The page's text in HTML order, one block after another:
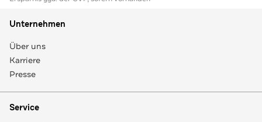
Unternehmen
Über uns
Karriere
Presse
Service